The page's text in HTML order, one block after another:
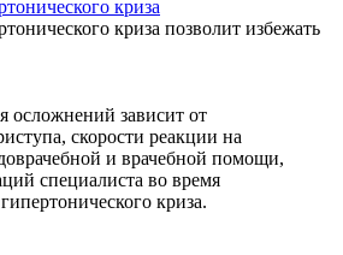
криза позволит избежать
осложнений зависит от
скорости реакции на
и врачебной помощи,
специалиста во время
криза.